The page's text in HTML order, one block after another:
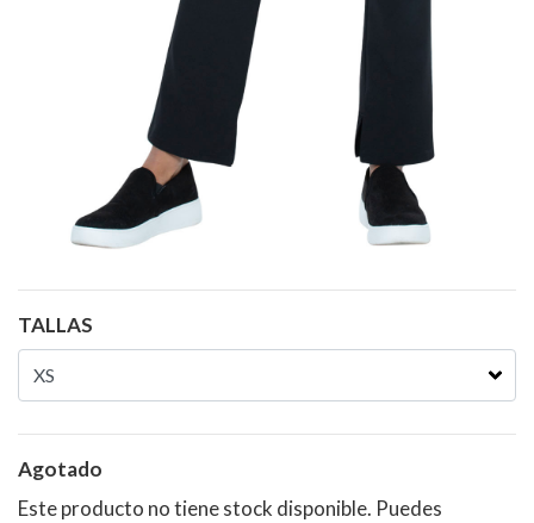
TALLAS
Agotado
Este producto no tiene stock disponible. Puedes